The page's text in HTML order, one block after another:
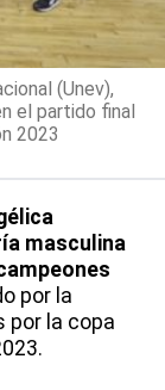
(Unev),
el partido final
2023
masculina
por la
por la copa